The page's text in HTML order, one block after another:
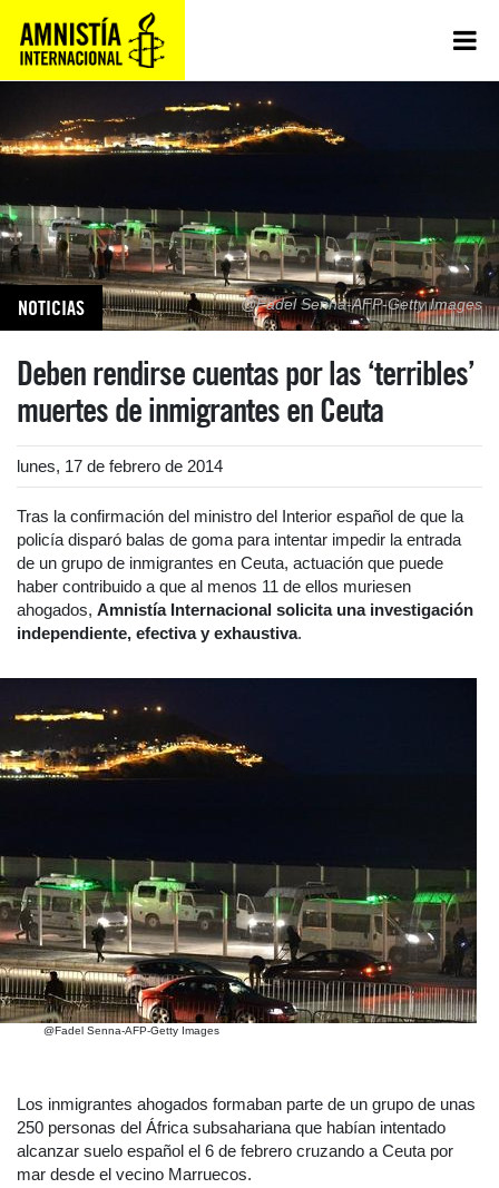
@Fadel Senna-AFP-Getty Images
NOTICIAS
Deben rendirse cuentas por las ‘terribles’
muertes de inmigrantes en Ceuta
lunes, 17 de febrero de 2014
Tras la confirmación del ministro del Interior español de que la
policía disparó balas de goma para intentar impedir la entrada
de un grupo de inmigrantes en Ceuta, actuación que puede
haber contribuido a que al menos 11 de ellos muriesen
ahogados, Amnistía Internacional solicita una investigación
independiente, efectiva y exhaustiva.
@Fadel Senna-AFP-Getty Images
Los inmigrantes ahogados formaban parte de un grupo de unas
250 personas del África subsahariana que habían intentado
alcanzar suelo español el 6 de febrero cruzando a Ceuta por
mar desde el vecino Marruecos.